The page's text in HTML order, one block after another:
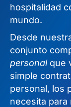
hospitalidad
mundo.
Desde
conjunto
personalque
simple
personal, los
necesita para